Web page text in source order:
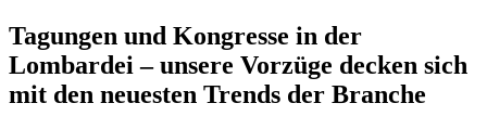
Tagungen und Kongresse in der
Lombardei – unsere Vorzüge decken sich
mit den neuesten Trends der Branche